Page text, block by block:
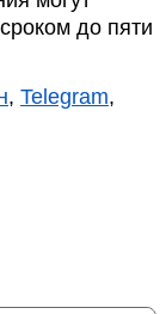
до пяти
, Telegram,